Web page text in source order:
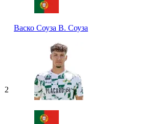
Васко Соуза В. Соуза
2